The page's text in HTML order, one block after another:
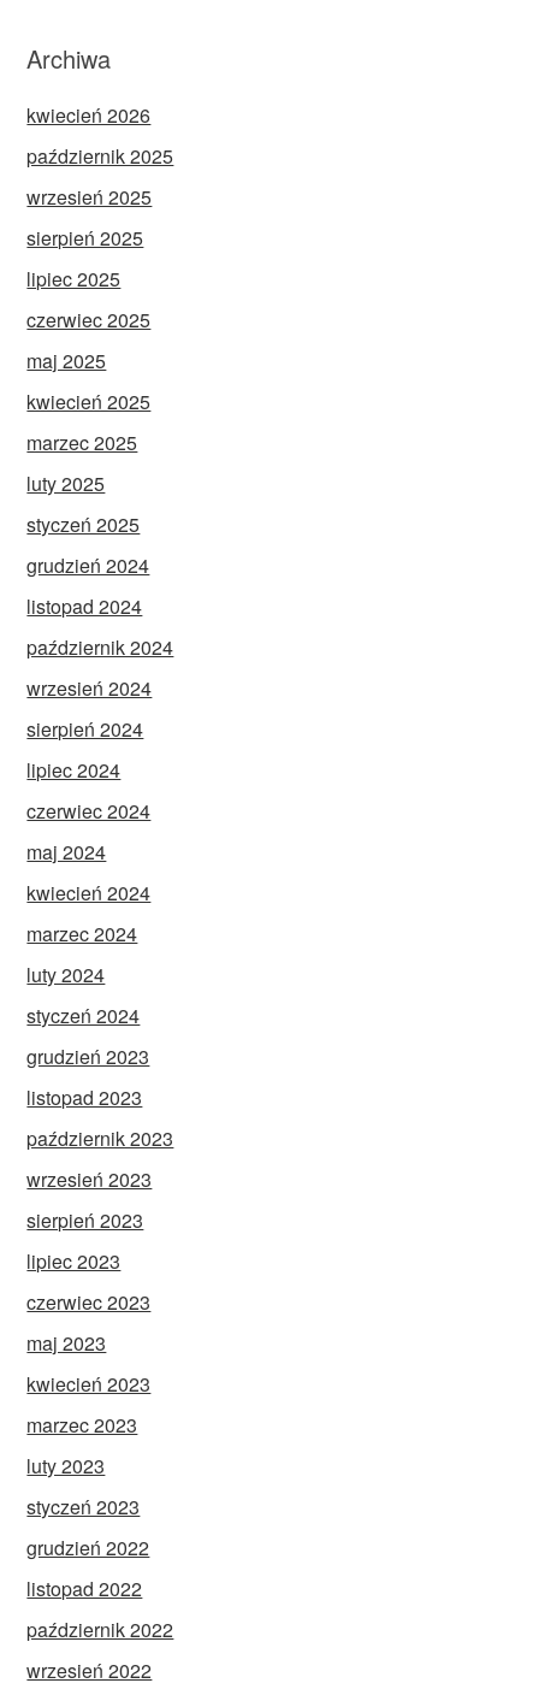
Archiwa
kwiecień 2026
październik 2025
wrzesień 2025
sierpień 2025
lipiec 2025
czerwiec 2025
maj 2025
kwiecień 2025
marzec 2025
luty 2025
styczeń 2025
grudzień 2024
listopad 2024
październik 2024
wrzesień 2024
sierpień 2024
lipiec 2024
czerwiec 2024
maj 2024
kwiecień 2024
marzec 2024
luty 2024
styczeń 2024
grudzień 2023
listopad 2023
październik 2023
wrzesień 2023
sierpień 2023
lipiec 2023
czerwiec 2023
maj 2023
kwiecień 2023
marzec 2023
luty 2023
styczeń 2023
grudzień 2022
listopad 2022
październik 2022
wrzesień 2022